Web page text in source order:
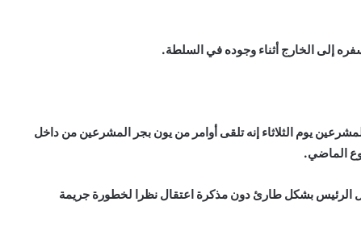
إلى الخارج أثناء وجوده في السلطة.
يوم الثلاثاء إنه تلقى أوامر من يون بجر المشرعين من داخل
الماضي.
الرئيس بشكل طارئ دون مذكرة اعتقال نظرا لخطورة جريمة